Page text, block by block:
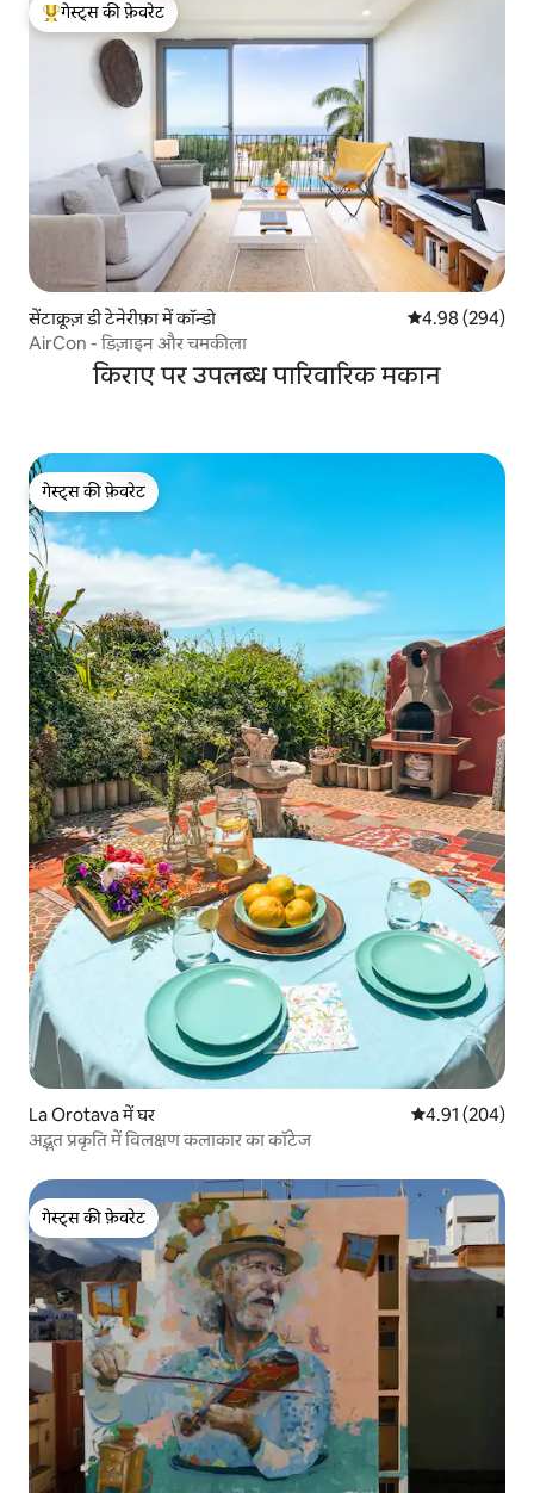
गेस्ट्स का टॉप फ़ेवरेट
गेस्ट्स की फ़ेवरेट
सेंटाक्रूज़ डी टेनेरीफ़ा में कॉन्डो औसत रेटिंग 5 में से
4.98 (294)
AirCon - डिज़ाइन और चमकीला
किराए पर उपलब्ध पारिवारिक मकान
गेस्ट्स की फ़ेवरेट
गेस्ट्स की फ़ेवरेट
La Orotava में घर औसत रेटिंग 5 में से
4.91 (204)
अद्भुत प्रकृति में विलक्षण कलाकार का कॉटेज
गेस्ट्स की फ़ेवरेट
गेस्ट्स की फ़ेवरेट